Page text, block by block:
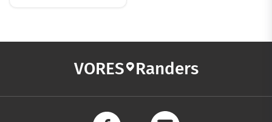
VORES Randers